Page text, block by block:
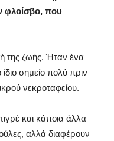
φλοίσβο, που
της ζωής. Ήταν ένα
σημείο πολύ πριν
νεκροταφείου.
και κάποια άλλα
αλλά διαφέρουν